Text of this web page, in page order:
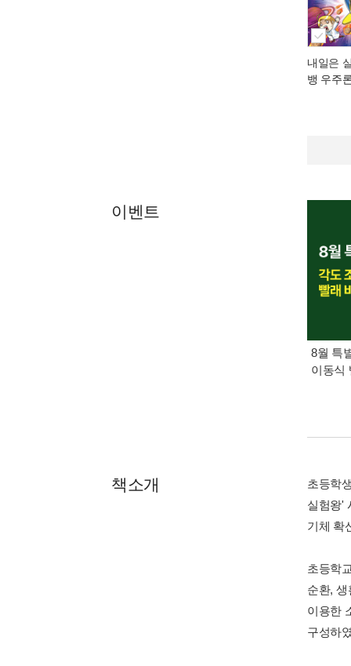
내일은
뱅 우주
이벤트
8월 특
이동식
책소개
초등학
실험왕'
기체 확
초등학
순환,
이용한
구성하